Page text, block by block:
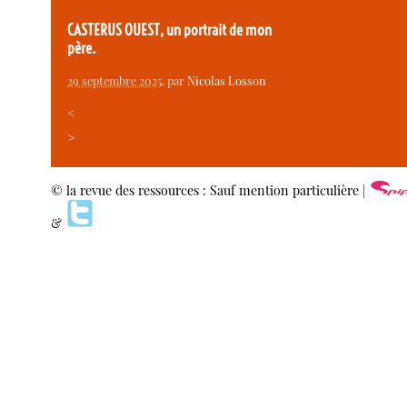
CASTERUS OUEST, un portrait de mon
père.
29 septembre 2025, parNicolas Losson
<
>
© la revue des ressources : Sauf mention particulière |
&